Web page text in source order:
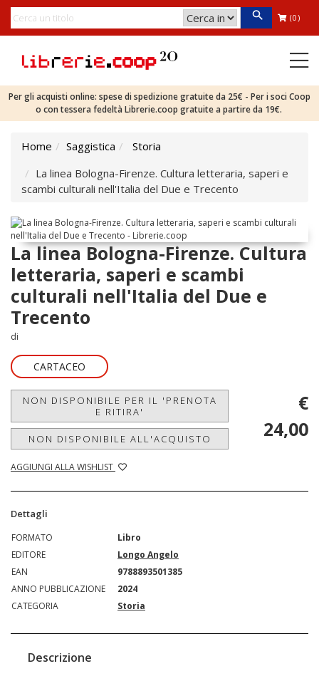
(0)
Per gli acquisti online: spese di spedizione gratuite da 25€ - Per i soci Coop
o con tessera fedeltà Librerie.coop gratuite a partire da 19€.
Home Saggistica
Storia
La linea Bologna-Firenze. Cultura letteraria, saperi e
scambi culturali nell'Italia del Due e Trecento
La linea Bologna-Firenze. Cultura
letteraria, saperi e scambi
culturali nell'Italia del Due e
Trecento
di
CARTACEO
NON DISPONIBILE PER IL 'PRENOTA
E RITIRA'
NON DISPONIBILE ALL'ACQUISTO
AGGIUNGI ALLA WISHLIST
€
24,00
Dettagli
FORMATO
Libro
EDITORE
Longo Angelo
EAN
9788893501385
ANNO PUBBLICAZIONE
2024
CATEGORIA
Storia
Descrizione